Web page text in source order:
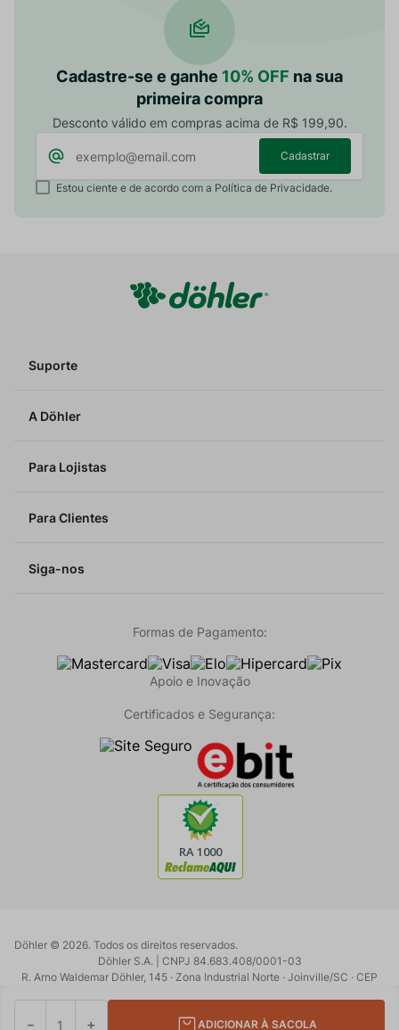
＋
－ ADICIONAR À SACOLA
Cadastre-se e ganhe 10% OFF na sua
primeira compra
Desconto válido em compras acima de R$ 199,90.
Cadastrar
Estou ciente e de acordo com a Política de Privacidade.
Suporte
A Döhler
Para Lojistas
Para Clientes
Siga-nos
Formas de Pagamento:
Apoio e Inovação
Certificados e Segurança:
Döhler © 2026. Todos os direitos reservados.
Döhler S.A. | CNPJ 84.683.408/0001-03
R. Arno Waldemar Döhler, 145 · Zona Industrial Norte · Joinville/SC · CEP